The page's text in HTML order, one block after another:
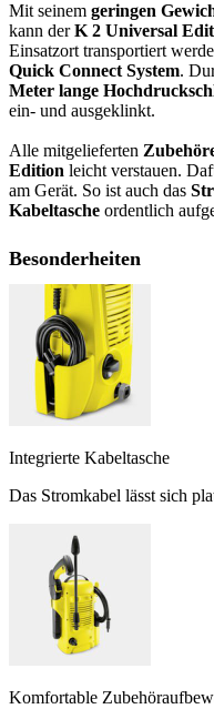
Mit seinem geringen
kann derK 2 Universal
Einsatzort transportiert
Quick Connect System.
Meter lange
ein- und ausgeklinkt.
Alle mitgelieferten
Edition leicht verstauen.
am Gerät. So ist auch das
Kabeltasche ordentlich
Besonderheiten
Integrierte Kabeltasche
Das Stromkabel lässt sich
Komfortable